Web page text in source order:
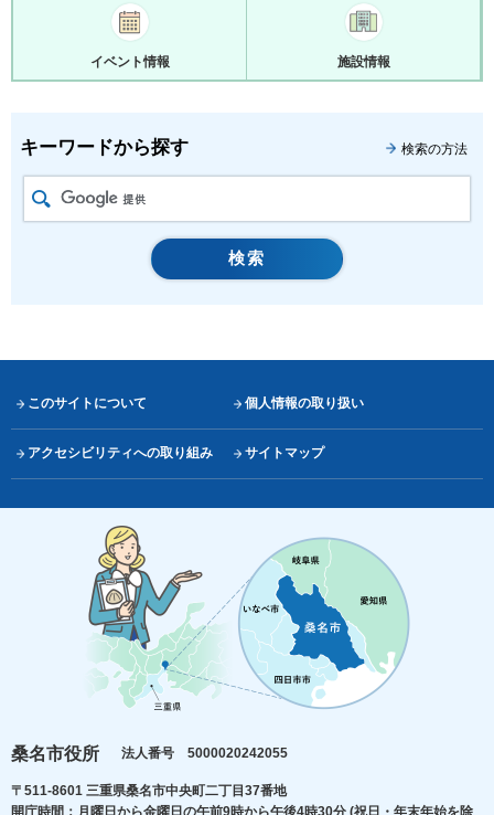
イベント情報 施設情報
キーワードから探す 検索の方法
このサイトについて 個人情報の取り扱い
アクセシビリティへの取り組み サイトマップ
桑名市役所 法人番号 5000020242055
〒511-8601 三重県桑名市中央町二丁目37番地
開庁時間：月曜日から金曜日の午前9時から午後4時30分 (祝日・年末年始を除